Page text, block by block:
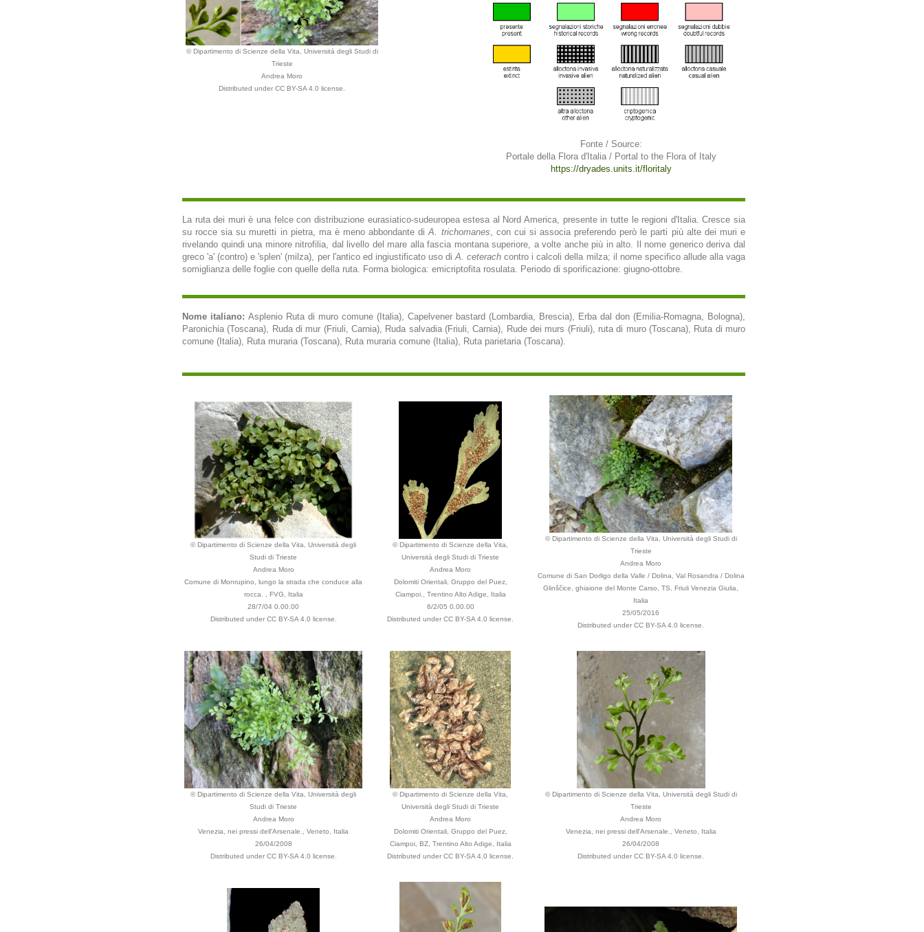
© Dipartimento di Scienze della Vita, Università degli Studi di
Trieste
Andrea Moro
Distributed under CC BY-SA 4.0 license.
Fonte / Source:
Portale della Flora d'Italia / Portal to the Flora of Italy
https://dryades.units.it/floritaly
La ruta dei muri è una felce con distribuzione eurasiatico-sudeuropea estesa al Nord America, presente in tutte le regioni d'Italia. Cresce sia
su rocce sia su muretti in pietra, ma è meno abbondante diA. trichomanes, con cui si associa preferendo però le parti più alte dei muri e
rivelando quindi una minore nitrofilia, dal livello del mare alla fascia montana superiore, a volte anche più in alto. Il nome generico deriva dal
greco 'a' (contro) e 'splen' (milza), per l'antico ed ingiustificato uso diA. ceterach contro i calcoli della milza; il nome specifico allude alla vaga
somiglianza delle foglie con quelle della ruta. Forma biologica: emicriptofita rosulata. Periodo di sporificazione: giugno-ottobre.
Nome italiano: Asplenio Ruta di muro comune (Italia), Capelvener bastard (Lombardia, Brescia), Erba dal don (Emilia-Romagna, Bologna),
Paronichia (Toscana), Ruda di mur (Friuli, Carnia), Ruda salvadia (Friuli, Carnia), Rude dei murs (Friuli), ruta di muro (Toscana), Ruta di muro
comune (Italia), Ruta muraria (Toscana), Ruta muraria comune (Italia), Ruta parietaria (Toscana).
© Dipartimento di Scienze della Vita, Università degli
Studi di Trieste
Andrea Moro
Comune di Monrupino, lungo la strada che conduce alla
rocca. , FVG, Italia
28/7/04 0.00.00
Distributed under CC BY-SA 4.0 license.
© Dipartimento di Scienze della Vita,
Università degli Studi di Trieste
Andrea Moro
Dolomiti Orientali, Gruppo del Puez,
Ciampoi., Trentino Alto Adige, Italia
6/2/05 0.00.00
Distributed under CC BY-SA 4.0 license.
© Dipartimento di Scienze della Vita, Università degli Studi di
Trieste
Andrea Moro
Comune di San Dorligo della Valle / Dolina, Val Rosandra / Dolina
Glinščice, ghiaione del Monte Carso, TS, Friuli Venezia Giulia,
Italia
25/05/2016
Distributed under CC BY-SA 4.0 license.
© Dipartimento di Scienze della Vita, Università degli
Studi di Trieste
Andrea Moro
Venezia, nei pressi dell'Arsenale., Veneto, Italia
26/04/2008
Distributed under CC BY-SA 4.0 license.
© Dipartimento di Scienze della Vita,
Università degli Studi di Trieste
Andrea Moro
Dolomiti Orientali, Gruppo del Puez,
Ciampoi, BZ, Trentino Alto Adige, Italia
Distributed under CC BY-SA 4.0 license.
© Dipartimento di Scienze della Vita, Università degli Studi di
Trieste
Andrea Moro
Venezia, nei pressi dell'Arsenale., Veneto, Italia
26/04/2008
Distributed under CC BY-SA 4.0 license.